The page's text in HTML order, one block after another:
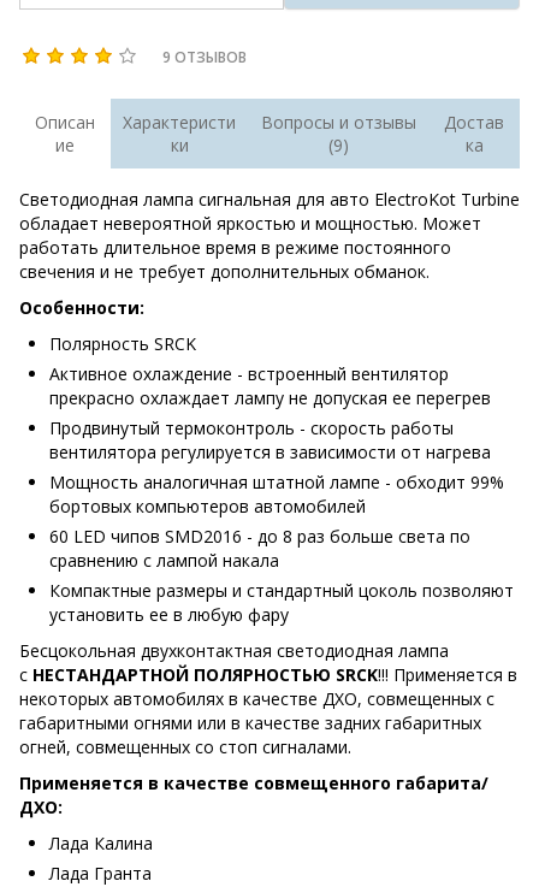
9 ОТЗЫВОВ
Описан
ие
Характеристи
ки
Вопросы и отзывы
(9)
Достав
ка
Светодиодная лампа сигнальная для авто ElectroKot Turbine
обладает невероятной яркостью и мощностью. Может
работать длительное время в режиме постоянного
свечения и не требует дополнительных обманок.
Особенности:
Полярность SRCK
Активное охлаждение - встроенный вентилятор
прекрасно охлаждает лампу не допуская ее перегрев
Продвинутый термоконтроль - скорость работы
вентилятора регулируется в зависимости от нагрева
Мощность аналогичная штатной лампе - обходит 99%
бортовых компьютеров автомобилей
60 LED чипов SMD2016 - до 8 раз больше света по
сравнению с лампой накала
Компактные размеры и стандартный цоколь позволяют
установить ее в любую фару
Бесцокольная двухконтактная светодиодная лампа
с НЕСТАНДАРТНОЙ ПОЛЯРНОСТЬЮ SRCK!!! Применяется в
некоторых автомобилях в качестве ДХО, совмещенных с
габаритными огнями или в качестве задних габаритных
огней, совмещенных со стоп сигналами.
Применяется в качестве совмещенного габарита/
ДХО:
Лада Калина
Лада Гранта